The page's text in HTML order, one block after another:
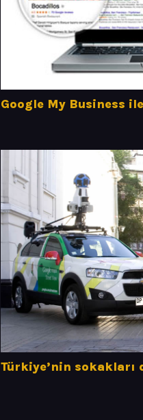
Google My Business
Türkiye’nin sokakları